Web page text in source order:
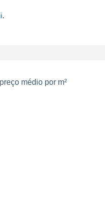
.
médio por m²